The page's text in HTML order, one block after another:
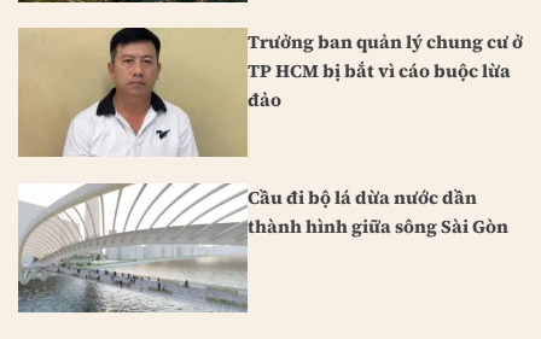
Trưởng ban quản lý chung cư ở
TP HCM bị bắt vì cáo buộc lừa
đảo
Cầu đi bộ lá dừa nước dần
thành hình giữa sông Sài Gòn